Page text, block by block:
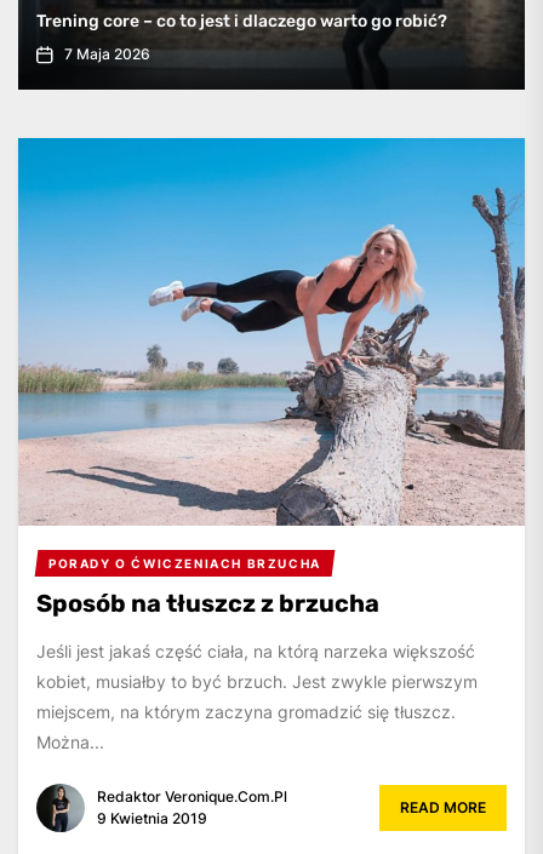
ćwiczeń
7 Kwietnia 2026
PORADY O ĆWICZENIACH BRZUCHA
Sposób na tłuszcz z brzucha
Jeśli jest jakaś część ciała, na którą narzeka większość
kobiet, musiałby to być brzuch. Jest zwykle pierwszym
miejscem, na którym zaczyna gromadzić się tłuszcz.
Można...
Redaktor Veronique.com.pl
9 Kwietnia 2019
READ MORE